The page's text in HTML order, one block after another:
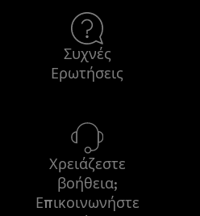
Συχνές
Ερωτήσεις
Χρειάζεστε
βοήθεια;
Επικοινωνήστε